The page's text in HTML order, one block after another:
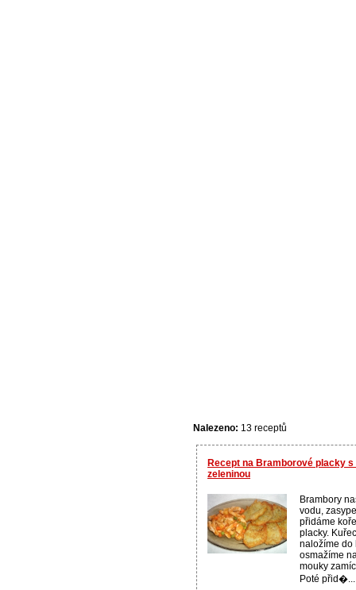
Nalezeno: 13 receptů
Recept na Bramborové placky
zeleninou
Brambory
vodu,
přidáme
placky.
naložíme do
osmažíme
mouky
Poté přid�...